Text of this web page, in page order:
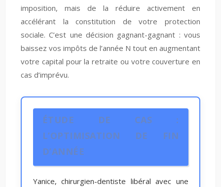
imposition, mais de la réduire activement en
accélérant la constitution de votre protection
sociale. C’est une décision gagnant-gagnant : vous
baissez vos impôts de l’année N tout en augmentant
votre capital pour la retraite ou votre couverture en
cas d’imprévu.
ÉTUDE DE CAS :
L’OPTIMISATION DE FIN
D’ANNÉE
Yanice, chirurgien-dentiste libéral avec une